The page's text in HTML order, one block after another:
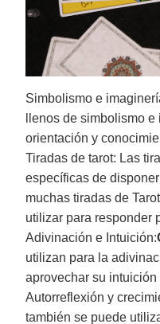
Simbolismo e
llenos de simbolismo
orientación y
Tiradas de tarot: Las
específicas de
muchas tiradas de
utilizar para responder
Adivinación e Intuición:
utilizan para la
aprovechar su
Autorreflexión y
también se puede